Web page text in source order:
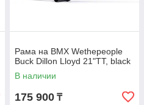
Рама на BMX Wethepeople
Buck Dillon Lloyd 21"TT, black
В наличии
175 900 ₸